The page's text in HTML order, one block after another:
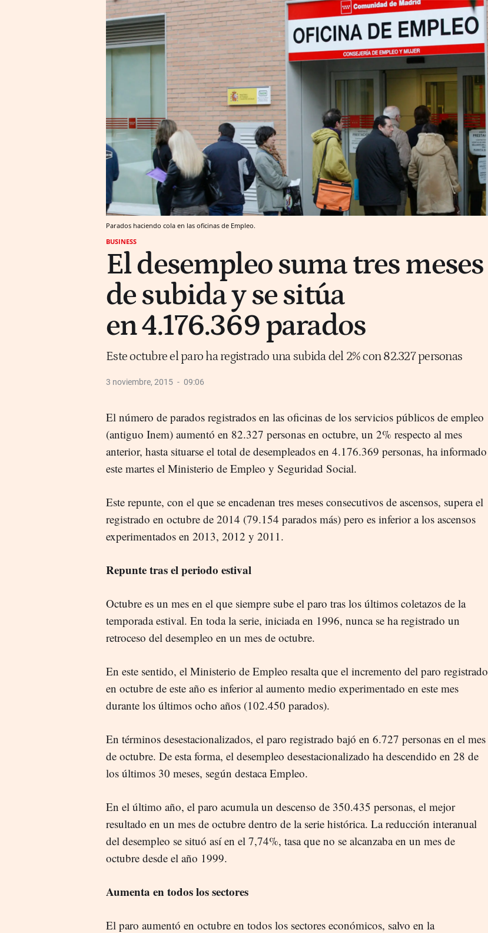
Parados haciendo cola en las oficinas de Empleo.
BUSINESS
El desempleo suma tres meses
de subida y se sitúa
en 4.176.369 parados
Este octubre el paro ha registrado una subida del 2% con 82.327 personas
3 noviembre, 2015 09:06
El número de parados registrados en las oficinas de los servicios públicos de empleo
(antiguo Inem) aumentó en 82.327 personas en octubre, un 2% respecto al mes
anterior, hasta situarse el total de desempleados en 4.176.369 personas, ha informado
este martes el Ministerio de Empleo y Seguridad Social.
Este repunte, con el que se encadenan tres meses consecutivos de ascensos, supera el
registrado en octubre de 2014 (79.154 parados más) pero es inferior a los ascensos
experimentados en 2013, 2012 y 2011.
Repunte tras el periodo estival
Octubre es un mes en el que siempre sube el paro tras los últimos coletazos de la
temporada estival. En toda la serie, iniciada en 1996, nunca se ha registrado un
retroceso del desempleo en un mes de octubre.
En este sentido, el Ministerio de Empleo resalta que el incremento del paro registrado
en octubre de este año es inferior al aumento medio experimentado en este mes
durante los últimos ocho años (102.450 parados).
En términos desestacionalizados, el paro registrado bajó en 6.727 personas en el mes
de octubre. De esta forma, el desempleo desestacionalizado ha descendido en 28 de
los últimos 30 meses, según destaca Empleo.
En el último año, el paro acumula un descenso de 350.435 personas, el mejor
resultado en un mes de octubre dentro de la serie histórica. La reducción interanual
del desempleo se situó así en el 7,74%, tasa que no se alcanzaba en un mes de
octubre desde el año 1999.
Aumenta en todos los sectores
El paro aumentó en octubre en todos los sectores económicos, salvo en la